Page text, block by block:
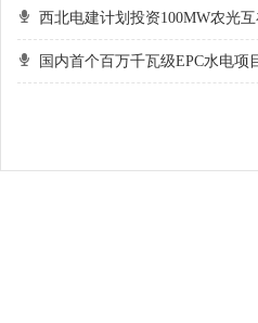
西北电建计划投资100MW农光
国内首个百万千瓦级EPC水电